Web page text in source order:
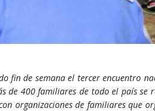
fin de semana el tercer encuentro
de 400 familiares de todo el país se
organizaciones de familiares que